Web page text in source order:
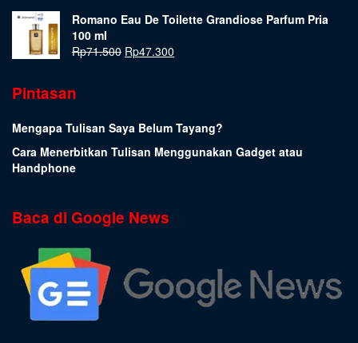
Romano Eau De Toilette Grandiose Parfum Pria
100 ml
Rp71.500 Rp47.300
Pintasan
Mengapa Tulisan Saya Belum Tayang?
Cara Menerbitkan Tulisan Menggunakan Gadget atau
Handphone
Baca di Google News